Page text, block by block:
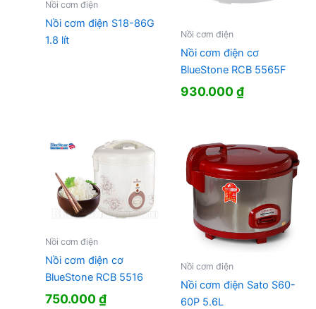
Nồi cơm điện
Nồi cơm điện S18-86G
1.8 lít
Nồi cơm điện
Nồi cơm điện cơ
BlueStone RCB 5565F
930.000₫
Nồi cơm điện
Nồi cơm điện cơ
BlueStone RCB 5516
750.000₫
Nồi cơm điện
Nồi cơm điện Sato S60-
60P 5.6L